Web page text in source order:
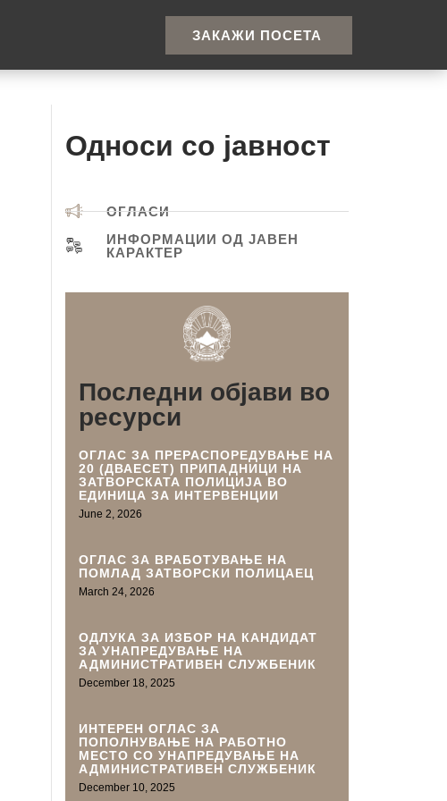
ЗАКАЖИ ПОСЕТА
Односи со јавност
ОГЛАСИ
ИНФОРМАЦИИ ОД ЈАВЕН
КАРАКТЕР
Последни објави во
ресурси
ОГЛАС ЗА ПРЕРАСПОРЕДУВАЊЕ НА
20 (ДВАЕСЕТ) ПРИПАДНИЦИ НА
ЗАТВОРСКАТА ПОЛИЦИЈА ВО
ЕДИНИЦА ЗА ИНТЕРВЕНЦИИ
June 2, 2026
ОГЛАС ЗА ВРАБОТУВАЊЕ НА
ПОМЛАД ЗАТВОРСКИ ПОЛИЦАЕЦ
March 24, 2026
ОДЛУКА ЗА ИЗБОР НА КАНДИДАТ
ЗА УНАПРЕДУВАЊЕ НА
АДМИНИСТРАТИВEН СЛУЖБЕНИК
December 18, 2025
ИНТЕРЕН ОГЛАС ЗА
ПОПОЛНУВАЊЕ НА РАБОТНО
МЕСТО СО УНАПРЕДУВАЊЕ НА
АДМИНИСТРАТИВЕН СЛУЖБЕНИК
December 10, 2025